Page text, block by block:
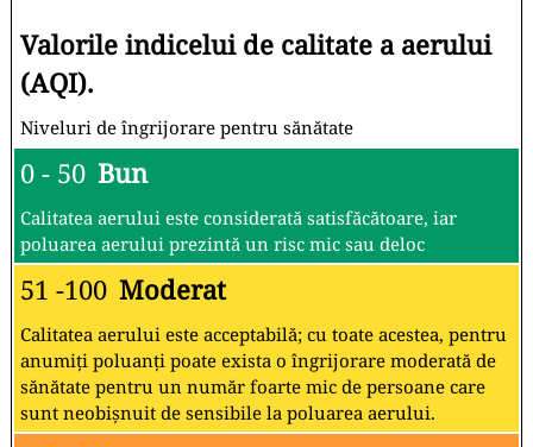
Valorile indicelui de calitate a aerului
(AQI).
Niveluri de îngrijorare pentru sănătate
0 - 50 Bun
Calitatea aerului este considerată satisfăcătoare, iar
poluarea aerului prezintă un risc mic sau deloc
51 -100 Moderat
Calitatea aerului este acceptabilă; cu toate acestea, pentru
anumiți poluanți poate exista o îngrijorare moderată de
sănătate pentru un număr foarte mic de persoane care
sunt neobișnuit de sensibile la poluarea aerului.